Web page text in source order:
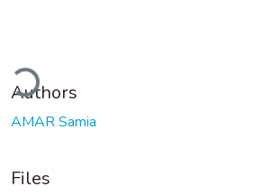
Authors
AMAR Samia
Files